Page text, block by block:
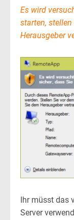
Es wird
starten, stellen
Herausgeber
Ihr müsst das
Server